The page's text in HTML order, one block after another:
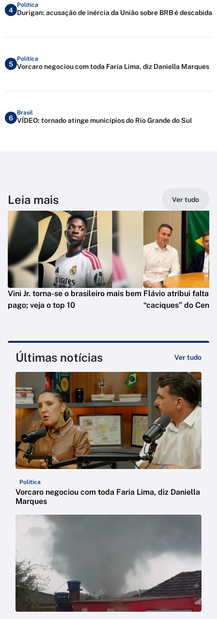
4
Política
Durigan: acusação de inércia da União sobre BRB é descabida
5
Política
Vorcaro negociou com toda Faria Lima, diz Daniella Marques
6
Brasil
VÍDEO: tornado atinge municípios do Rio Grande do Sul
Leia mais Ver tudo
Vini Jr. torna-se o brasileiro mais bem
pago; veja o top 10
Flávio atribui falta
“caciques” do
Últimas notícias Ver tudo
Política
Vorcaro negociou com toda Faria Lima, diz Daniella
Marques